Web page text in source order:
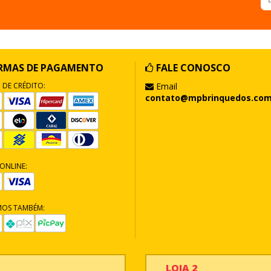
DE PAGAMENTO
CRÉDITO:
TAMBÉM:
FALE CONOSCO
Email
LOJA 2